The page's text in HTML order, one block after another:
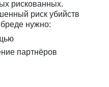
рискованных.
риск убийств
нужно:
партнёров